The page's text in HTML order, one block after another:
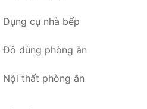
Dụng cụ nhà bếp
Đồ dùng phòng ăn
Nội thất phòng ăn